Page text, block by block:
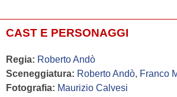
CAST E PERSONAGGI
Regia: Roberto Andò
Sceneggiatura: Roberto Andò, Franco
Fotografia: Maurizio Calvesi